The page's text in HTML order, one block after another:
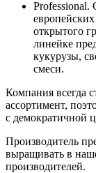
Professional.
открытого
линейке
кукурузы,
смеси.
Компания всегда
ассортимент,
с демократичной
Производитель
выращивать в
производителей.